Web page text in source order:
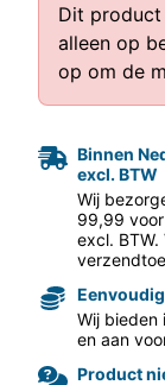
Dit
alleen op
op om de
Binnen
excl. BTW
Wij
99,99
excl.
Wij bieden
en aan
Product